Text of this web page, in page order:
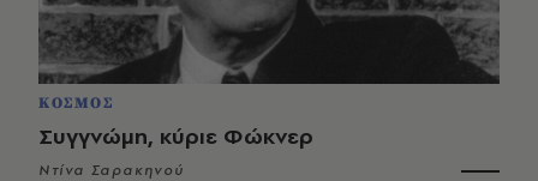
ΚΟΣΜΟΣ
Συγγνώμη, κύριε Φώκνερ
Ντίνα Σαρακηνού